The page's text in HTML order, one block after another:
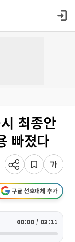
최종안
빠졌다
구글 선호매체 추가
00:00 / 03:11